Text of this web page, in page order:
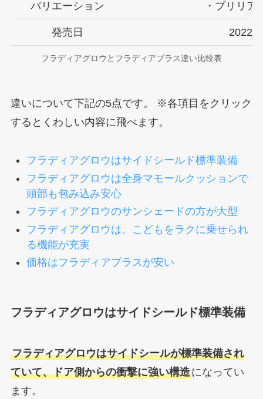
バリエーション ・ブリリア
発売日 2022
フラディアグロウとフラディアプラス違い比較表
違いについて下記の5点です。 ※各項目をクリック
するとくわしい内容に飛べます。
フラディアグロウはサイドシールド標準装備
フラディアグロウは全身マモールクッションで
頭部も包み込み安心
フラディアグロウのサンシェードの方が大型
フラディアグロウは、こどもをラクに乗せられ
る機能が充実
価格はフラディアプラスが安い
フラディアグロウはサイドシールド標準装備
フラディアグロウはサイドシールが標準装備され
ていて、ドア側からの衝撃に強い構造になってい
ます。